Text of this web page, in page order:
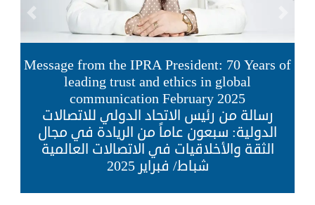
Message from the IPRA President: 70 Years of
leading trust and ethics in global
communication February 2025
رسالة من رئيس الاتحاد الدولي للاتصالات
الدولية: سبعون عاماً من الريادة في مجال
الثقة والأخلاقيات في الاتصالات العالمية
شباط/ فبراير 2025
Next